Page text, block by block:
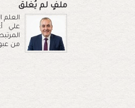
ملفٍ لم يُغلق
العلم
علي
من